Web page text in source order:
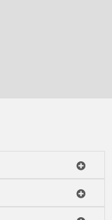
Rio de Janeiro será